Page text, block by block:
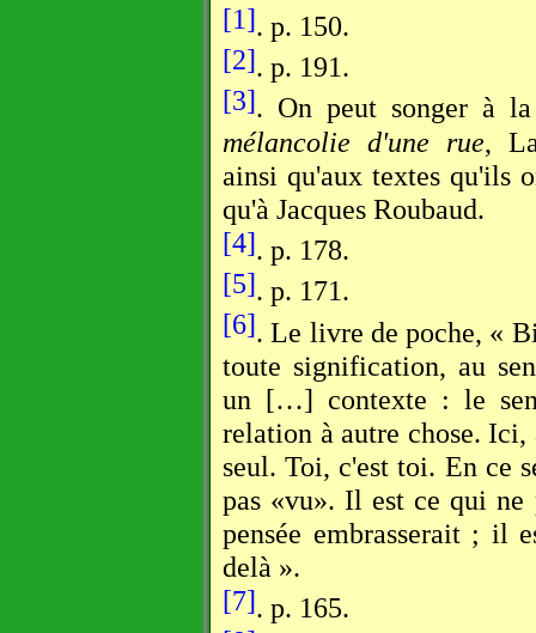
[1]. p. 150.
[2]. p. 191.
[3]. On peut songer à
mélancolie d'une rue,
ainsi qu'aux textes qu'ils
qu'à Jacques Roubaud.
[4]. p. 178.
[5]. p. 171.
[6]. Le livre de poche, «
toute signification, au
un […] contexte : le
relation à autre chose.
seul. Toi, c'est toi. En ce
pas «vu». Il est ce qui ne
pensée embrasserait ; il
delà ».
[7]. p. 165.